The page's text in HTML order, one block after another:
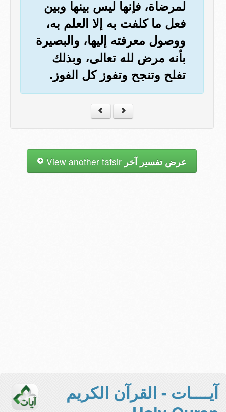
لمرضاة، فإنها ليس بينها وبين
فعل ما كلفت به إلا العلم به،
ووصول معرفته إليها، والبصيرة
بأنه مرض لله تعالى، وبذلك
تفلح وتنجح وتفوز كل الفوز.
عرض تفسير آخر
آيــــات - القرآن الكريم